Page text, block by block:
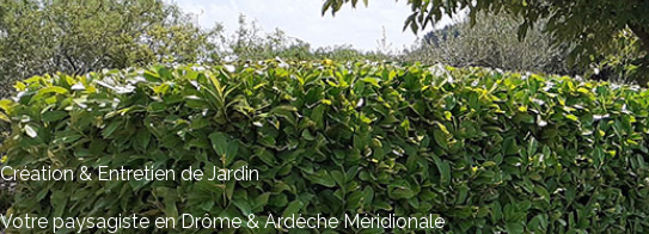
Création & Entretien de Jardin
Votre paysagiste en Drôme & Ardèche Méridionale